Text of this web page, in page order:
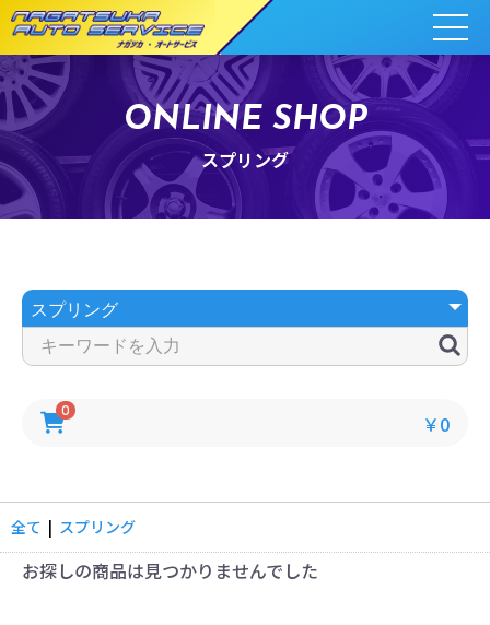
ONLINE SHOP
スプリング
0
￥0
全て | スプリング
お探しの商品は見つかりませんでした